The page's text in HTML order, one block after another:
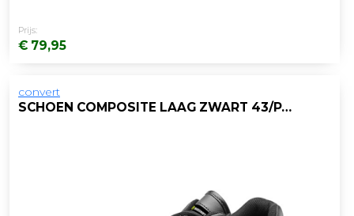
Prijs:
€ 79,95
convert
SCHOEN COMPOSITE LAAG ZWART 43/PAAR